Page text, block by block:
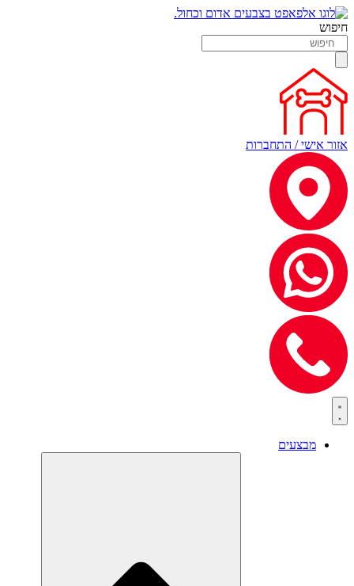
חיפוש
אזור אישי / התחברות
מבצעים